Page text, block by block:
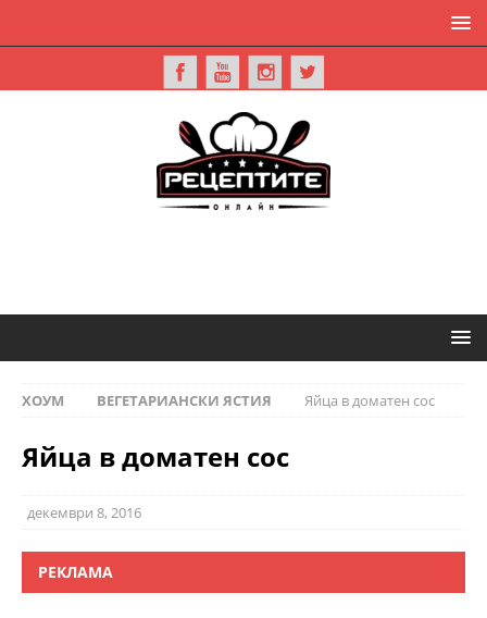
ХОУМ ВЕГЕТАРИАНСКИ ЯСТИЯ Яйца в доматен сос
Яйца в доматен сос
декември 8, 2016
РЕКЛАМА